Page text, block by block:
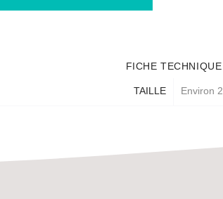
FICHE TECHNIQUE
TAILLE Environ